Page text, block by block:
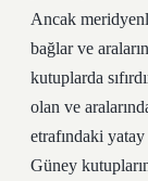
Ancak
bağlar ve
kutuplarda
olan ve
etrafındaki
Güney